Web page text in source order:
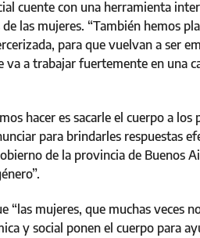
cuente con una herramienta
las mujeres. “También hemos
para que vuelvan a ser
va a trabajar fuertemente en una
hacer es sacarle el cuerpo a los
para brindarles respuestas
de la provincia de Buenos
mujeres, que muchas veces
y social ponen el cuerpo para